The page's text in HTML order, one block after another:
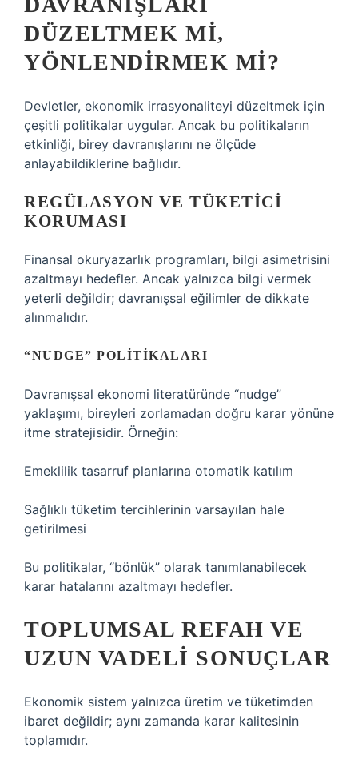
DÜZELTMEK MI,
YÖNLENDIRMEK MI?
Devletler, ekonomik irrasyonaliteyi düzeltmek için
çeşitli politikalar uygular. Ancak bu politikaların
etkinliği, birey davranışlarını ne ölçüde
anlayabildiklerine bağlıdır.
REGÜLASYON VE TÜKETICI
KORUMASI
Finansal okuryazarlık programları, bilgi asimetrisini
azaltmayı hedefler. Ancak yalnızca bilgi vermek
yeterli değildir; davranışsal eğilimler de dikkate
alınmalıdır.
“NUDGE” POLITIKALARI
Davranışsal ekonomi literatüründe “nudge”
yaklaşımı, bireyleri zorlamadan doğru karar yönüne
itme stratejisidir. Örneğin:
Emeklilik tasarruf planlarına otomatik katılım
Sağlıklı tüketim tercihlerinin varsayılan hale
getirilmesi
Bu politikalar, “bönlük” olarak tanımlanabilecek
karar hatalarını azaltmayı hedefler.
TOPLUMSAL REFAH VE
UZUN VADELI SONUÇLAR
Ekonomik sistem yalnızca üretim ve tüketimden
ibaret değildir; aynı zamanda karar kalitesinin
toplamıdır.